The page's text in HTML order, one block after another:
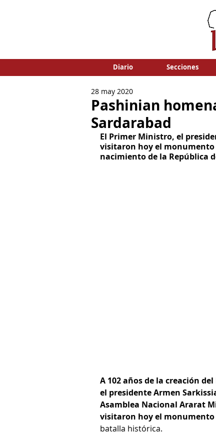
Diario Secciones
Pashinian
Sardarabad
28 may 2020
El Primer Ministro, el
visitaron hoy el
nacimiento de la República
A 102 años de la creación
el presidente Armen
Asamblea Nacional Ararat
visitaron hoy el monumento
batalla histórica.